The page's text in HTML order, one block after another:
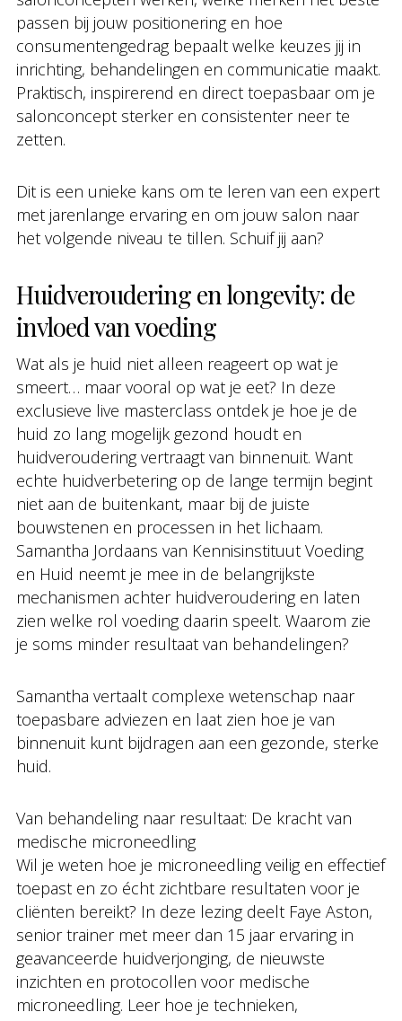
passen bij jouw positionering en hoe
consumentengedrag bepaalt welke keuzes jij in
inrichting, behandelingen en communicatie maakt.
Praktisch, inspirerend en direct toepasbaar om je
salonconcept sterker en consistenter neer te
zetten.
Dit is een unieke kans om te leren van een expert
met jarenlange ervaring en om jouw salon naar
het volgende niveau te tillen. Schuif jij aan?
Huidveroudering en longevity: de
invloed van voeding
Wat als je huid niet alleen reageert op wat je
smeert… maar vooral op wat je eet? In deze
exclusieve live masterclass ontdek je hoe je de
huid zo lang mogelijk gezond houdt en
huidveroudering vertraagt van binnenuit. Want
echte huidverbetering op de lange termijn begint
niet aan de buitenkant, maar bij de juiste
bouwstenen en processen in het lichaam.
Samantha Jordaans van Kennisinstituut Voeding
en Huid neemt je mee in de belangrijkste
mechanismen achter huidveroudering en laten
zien welke rol voeding daarin speelt. Waarom zie
je soms minder resultaat van behandelingen?
Samantha vertaalt complexe wetenschap naar
toepasbare adviezen en laat zien hoe je van
binnenuit kunt bijdragen aan een gezonde, sterke
huid.
Van behandeling naar resultaat: De kracht van
medische microneedling
Wil je weten hoe je microneedling veilig en effectief
toepast en zo écht zichtbare resultaten voor je
cliënten bereikt? In deze lezing deelt Faye Aston,
senior trainer met meer dan 15 jaar ervaring in
geavanceerde huidverjonging, de nieuwste
inzichten en protocollen voor medische
microneedling. Leer hoe je technieken,